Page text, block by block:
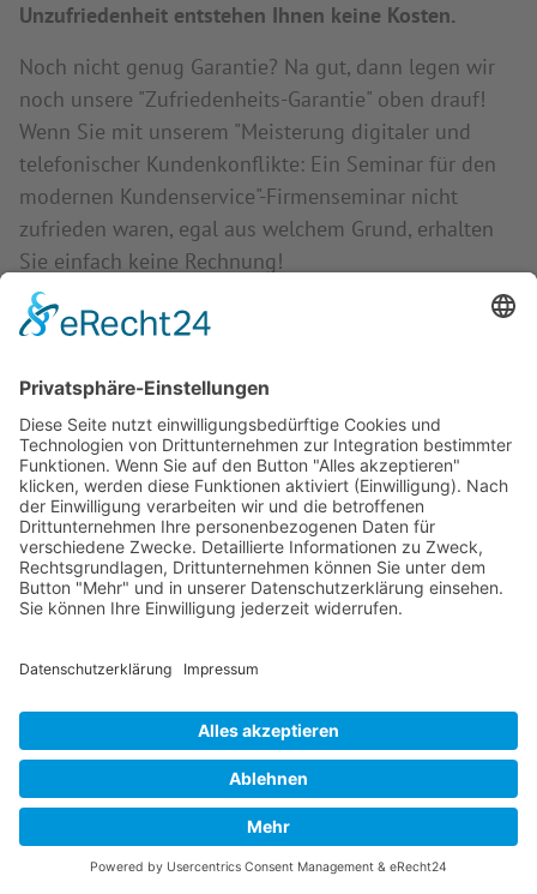
Unzufriedenheit entstehen Ihnen keine Kosten.
Noch nicht genug Garantie? Na gut, dann legen wir
noch unsere "Zufriedenheits-Garantie" oben drauf!
Wenn Sie mit unserem "Meisterung digitaler und
telefonischer Kundenkonflikte: Ein Seminar für den
modernen Kundenservice"-Firmenseminar nicht
zufrieden waren, egal aus welchem Grund, erhalten
Sie einfach keine Rechnung!
Neu: Virtuelle Lerngemeinschaft und
Nachbetreuung
Als Bonus bieten wir jetzt eine exklusive Online-
Community für alle "Meisterung digitaler und
telefonischer Kundenkonflikte: Ein Seminar für den
modernen Kundenservice"-Teilnehmer an. Dort
können Sie sich mit anderen Absolventen
austauschen und von zusätzlichen Ressourcen
profitieren.
"Meisterung digitaler und telefonischer
Kundenkonflikte: Ein Seminar für den modernen
Kundenservice"! >>
FAQ: Häufig gestellte Fragen zu